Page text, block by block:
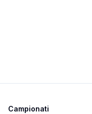
Campionati